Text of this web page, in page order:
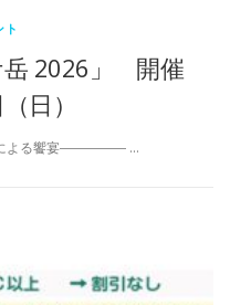
ト
岳 2026」 開催
日）
による饗宴――――― …